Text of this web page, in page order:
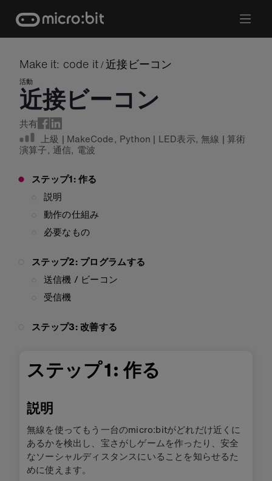
content
Make it: code it /近接ビーコン
活動
近接ビーコン
共有
上級 | MakeCode, Python | LED表示, 無線 |算術
演算子, 通信, 電波
ステップ1: 作る
説明
動作の仕組み
必要なもの
ステップ2: プログラムする
送信機 / ビーコン
受信機
ステップ3: 改善する
ステップ1: 作る
説明
無線を使ってもう一台のmicro:bitがどれだけ近くに
あるかを検出し、宝さがしゲームを作ったり、安全
なソーシャルディスタンスにいることを知らせるた
めに使えます。